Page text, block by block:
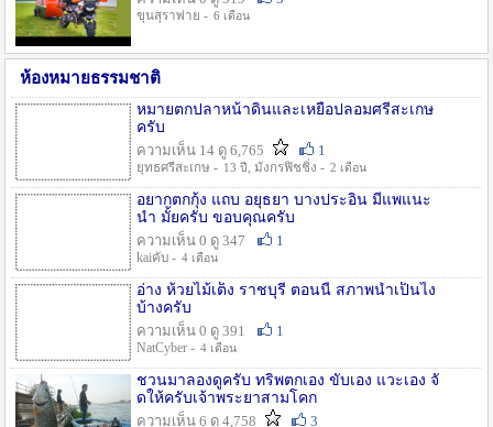
ขุนสุราพ่าย - 6 เดือน
ห้องหมายธรรมชาติ
หมายตกปลาหน้าดินและเหยื่อปลอมศรีสะเกษ
ครับ
ความเห็น 14 ดู 6,765
1
ยุทธศรีสะเกษ - 13 ปี , มังกรฟิชชิ่ง - 2 เดือน
อยากตกกุ้ง แถบ อยุธยา บางประอิน มีแพแนะ
นำ มั้ยครับ ขอบคุณครับ
ความเห็น 0 ดู 347
1
kaiคับ - 4 เดือน
อ่าง ห้วยไม้เต็ง ราชบุรี ตอนนี้ สภาพน้ำเป็นไง
บ้างครับ
ความเห็น 0 ดู 391
1
NatCyber - 4 เดือน
ชวนมาลองดูครับ ทริพตกเอง ขับเอง แวะเอง จั
ดให้ครับเจ้าพระยาสามโคก
ความเห็น 6 ดู 4,758
3